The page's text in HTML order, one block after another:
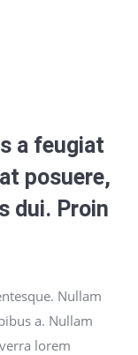
a feugiat
posuere,
dui. Proin
Nullam
a. Nullam
lorem